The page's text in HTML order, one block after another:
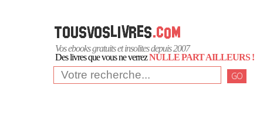
Vos ebooks gratuits et insolites depuis 2007
Des livres que vous ne verrezNULLE PART AILLEURS !
GO